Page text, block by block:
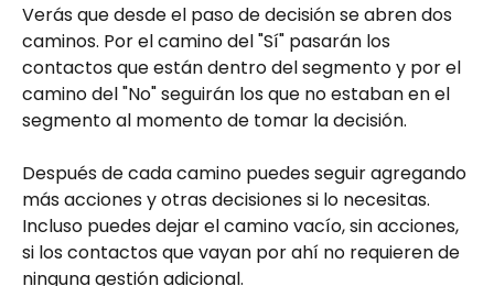
Verás que desde el paso de decisión se abren dos
caminos. Por el camino del "Sí" pasarán los
contactos que están dentro del segmento y por el
camino del "No" seguirán los que no estaban en el
segmento al momento de tomar la decisión.
Después de cada camino puedes seguir agregando
más acciones y otras decisiones si lo necesitas.
Incluso puedes dejar el camino vacío, sin acciones,
si los contactos que vayan por ahí no requieren de
ninguna gestión adicional.